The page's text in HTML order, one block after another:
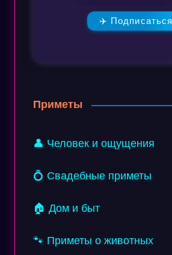
✈️ Подписаться
Приметы
👤 Человек и ощущения
💍 Свадебные приметы
🏠 Дом и быт
🐾 Приметы о животных